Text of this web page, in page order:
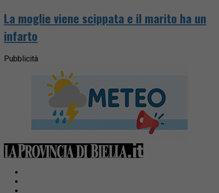
La moglie viene scippata e il marito ha un
infarto
Pubblicità